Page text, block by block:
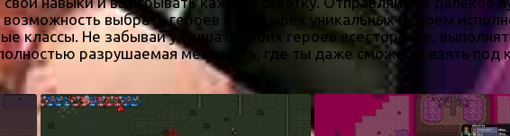
выбрать героев из четырех уникальных в своем
классы. Не забывай улучшать своих героев всесторонне,
разрушаемая местность, где ты даже сможешь взять под